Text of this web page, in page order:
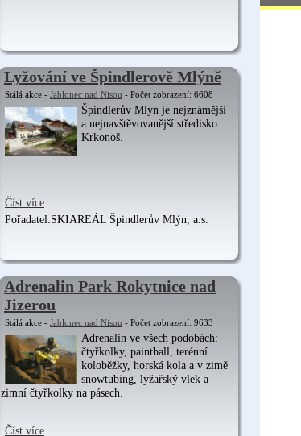
Lyžování ve Špindlerově Mlýně
Stálá akce - Jablonec nad Nisou - Počet zobrazení: 6608
Špindlerův Mlýn je nejznámější
a nejnavštěvovanější středisko
Krkonoš.
Číst více
Pořadatel:SKIAREÁL Špindlerův Mlýn, a.s.
Adrenalin Park Rokytnice nad
Jizerou
Stálá akce - Jablonec nad Nisou - Počet zobrazení: 9633
Adrenalin ve všech podobách:
čtyřkolky, paintball, terénní
koloběžky, horská kola a v zimě
snowtubing, lyžařský vlek a
zimní čtyřkolky na pásech.
Číst více